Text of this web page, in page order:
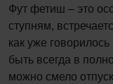
Фут фетиш – это
ступням,
как уже
быть всегда в
можно смело